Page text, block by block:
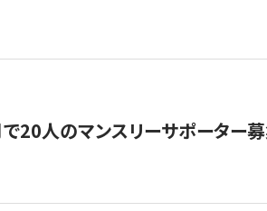
で20人のマンスリーサポーター